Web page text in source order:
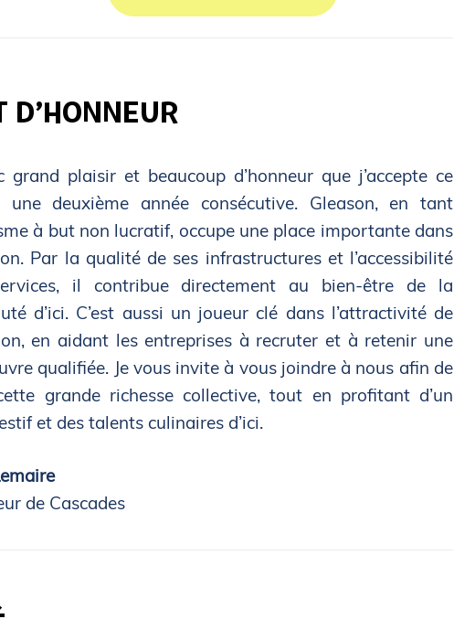
D’HONNEUR
grand plaisir et beaucoup d’honneur que j’accepte ce
deuxième année consécutive. Gleason, en tant
à but non lucratif, occupe une place importante dans
Par la qualité de ses infrastructures et l’accessibilité
il contribue directement au bien-être de la
d’ici. C’est aussi un joueur clé dans l’attractivité de
en aidant les entreprises à recruter et à retenir une
qualifiée. Je vous invite à vous joindre à nous afin de
grande richesse collective, tout en profitant d’un
et des talents culinaires d’ici.
de Cascades